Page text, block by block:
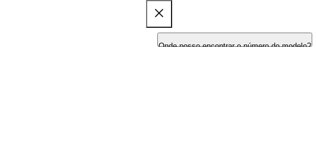
Onde posso encontrar o número do modelo?